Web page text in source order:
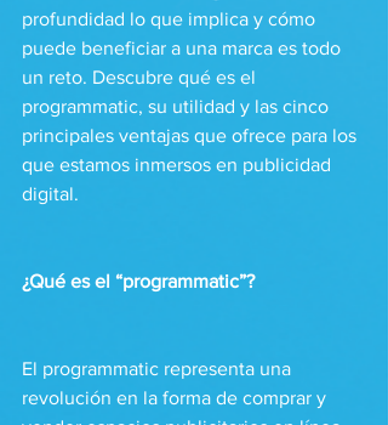
profundidad lo que implica y cómo
puede beneficiar a una marca es todo
un reto. Descubre qué es el
programmatic, su utilidad y las cinco
principales ventajas que ofrece para los
que estamos inmersos en publicidad
digital.
¿Qué es el “programmatic”?
El programmatic representa una
revolución en la forma de comprar y